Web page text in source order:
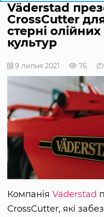
Väderstad
CrossCutter
стерні
культур
9 липня 2021 76
Компанія Väderstad
CrossCutter, які